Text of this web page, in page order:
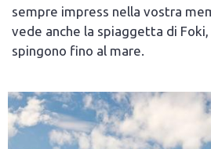
sempre impress nella vostra
vede anche la spiaggetta di
spingono fino al mare.